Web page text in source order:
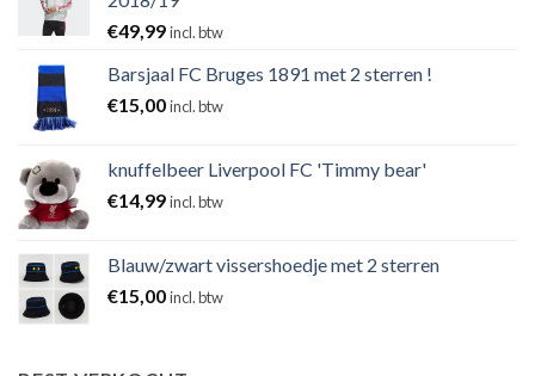
€49,99incl. btw
Barsjaal FC Bruges 1891 met 2 sterren !
€15,00incl. btw
knuffelbeer Liverpool FC 'Timmy bear'
€14,99incl. btw
Blauw/zwart vissershoedje met 2 sterren
€15,00incl. btw